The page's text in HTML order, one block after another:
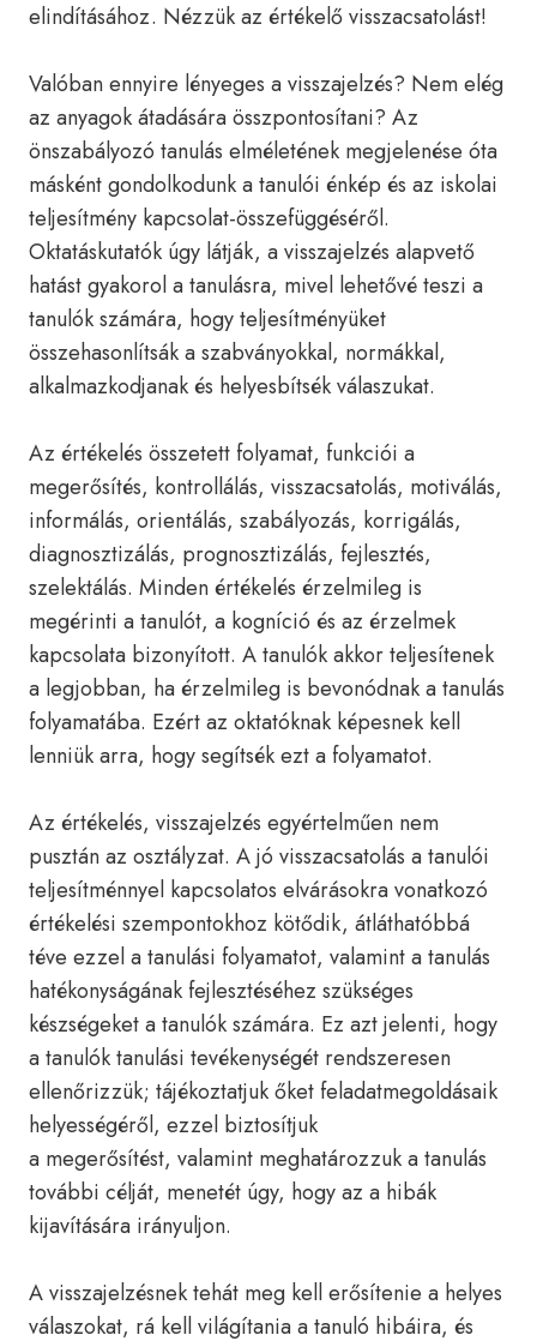
elindításához. Nézzük az értékelő visszacsatolást!
Valóban ennyire lényeges a visszajelzés? Nem elég
az anyagok átadására összpontosítani? Az
önszabályozó tanulás elméletének megjelenése óta
másként gondolkodunk a tanulói énkép és az iskolai
teljesítmény kapcsolat-összefüggéséről.
Oktatáskutatók úgy látják, a visszajelzés alapvető
hatást gyakorol a tanulásra, mivel lehetővé teszi a
tanulók számára, hogy teljesítményüket
összehasonlítsák a szabványokkal, normákkal,
alkalmazkodjanak és helyesbítsék válaszukat.
Az értékelés összetett folyamat, funkciói a
megerősítés, kontrollálás, visszacsatolás, motiválás,
informálás, orientálás, szabályozás, korrigálás,
diagnosztizálás, prognosztizálás, fejlesztés,
szelektálás. Minden értékelés érzelmileg is
megérinti a tanulót, a kogníció és az érzelmek
kapcsolata bizonyított. A tanulók akkor teljesítenek
a legjobban, ha érzelmileg is bevonódnak a tanulás
folyamatába. Ezért az oktatóknak képesnek kell
lenniük arra, hogy segítsék ezt a folyamatot.
Az értékelés, visszajelzés egyértelműen nem
pusztán az osztályzat. A jó visszacsatolás a tanulói
teljesítménnyel kapcsolatos elvárásokra vonatkozó
értékelési szempontokhoz kötődik, átláthatóbbá
téve ezzel a tanulási folyamatot, valamint a tanulás
hatékonyságának fejlesztéséhez szükséges
készségeket a tanulók számára. Ez azt jelenti, hogy
a tanulók tanulási tevékenységét rendszeresen
ellenőrizzük; tájékoztatjuk őket feladatmegoldásaik
helyességéről, ezzel biztosítjuk
a megerősítést, valamint meghatározzuk a tanulás
további célját, menetét úgy, hogy az a hibák
kijavítására irányuljon.
A visszajelzésnek tehát meg kell erősítenie a helyes
válaszokat, rá kell világítania a tanuló hibáira, és